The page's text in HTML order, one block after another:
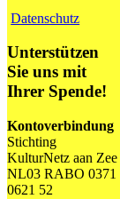
Datenschutz
Unterstützen
Sie uns mit
Ihrer Spende!
Kontoverbindung
Stichting
KulturNetz aan Zee
NL03 RABO 0371
0621 52